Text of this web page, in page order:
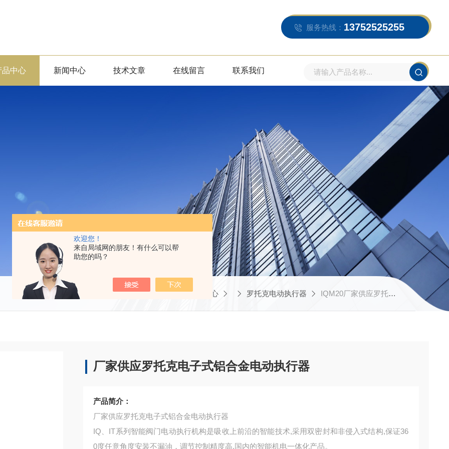
欢迎您！
来自局域网的朋友！有什么可以帮
助您的吗？
服务热线： 13752525255
品中心 新闻中心 技术文章 在线留言 联系我们
当前位置：首页 产品中心 罗托克电动执行器 IQM20厂家供应罗托克电子式铝合金电动执行器
厂家供应罗托克电子式铝合金电动执行器
产品简介：
厂家供应罗托克电子式铝合金电动执行器
IQ、IT系列智能阀门电动执行机构是吸收上前沿的智能技术,采用双密封和非侵入式结构,保证36
0度任意角度安装不漏油，调节控制精度高,国内的智能机电一体化产品。